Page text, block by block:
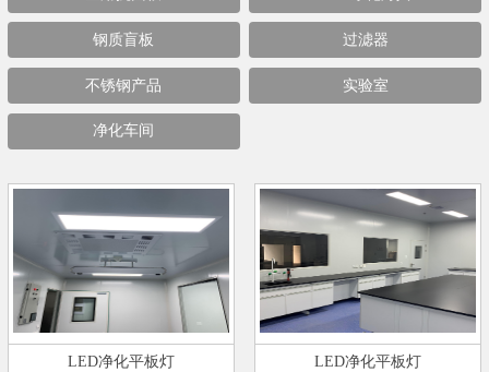
钢质盲板 过滤器
不锈钢产品 实验室
净化车间
LED净化平板灯 LED净化平板灯